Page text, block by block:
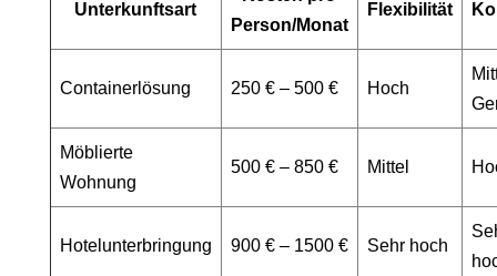
Unterkunftsart
Person/Monat
Flexibilität
Containerlösung 250 € – 500 € Hoch
Möblierte
Wohnung
500 € – 850 € Mittel
Hotelunterbringung 900 € – 1500 € Sehr hoch